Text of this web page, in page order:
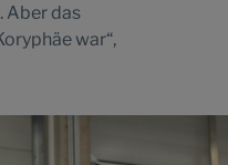
Aber das
war“,